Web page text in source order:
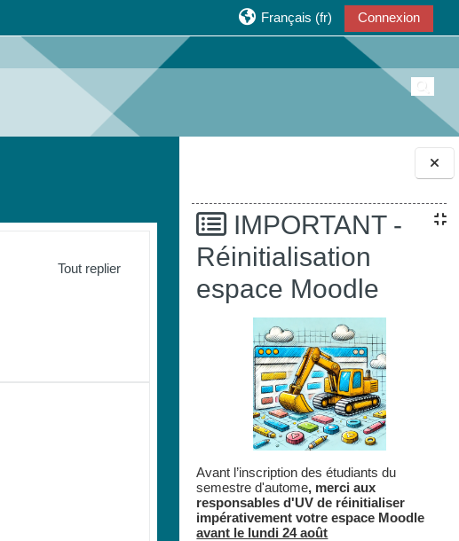
BlocsIMPORTANT -
Réinitialisation
espace Moodle
Avant l’inscription des étudiants du
semestre d'autome, merci aux
responsables d'UV de réinitialiser
impérativement votre espace Moodle
avant le lundi 24 août
Français ‎(fr)‎ Connexion
Tout replier